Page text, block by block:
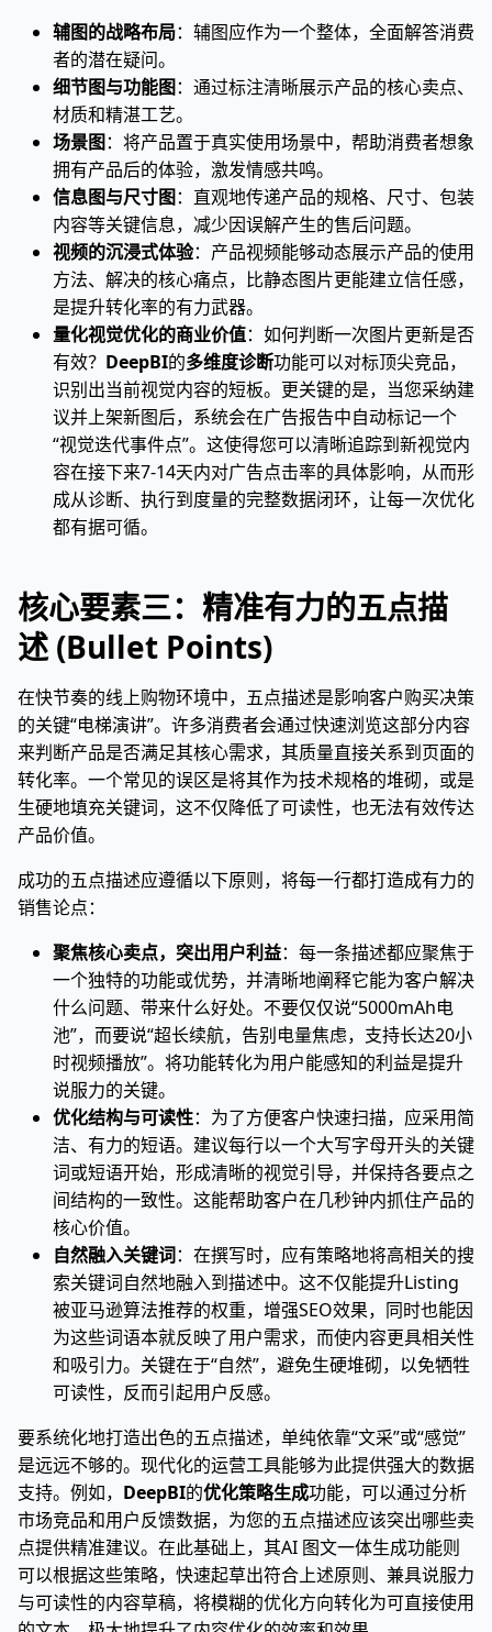
辅图的战略布局：辅图应作为一个整体，全面解答消费
者的潜在疑问。
细节图与功能图：通过标注清晰展示产品的核心卖点、
材质和精湛工艺。
场景图：将产品置于真实使用场景中，帮助消费者想象
拥有产品后的体验，激发情感共鸣。
信息图与尺寸图：直观地传递产品的规格、尺寸、包装
内容等关键信息，减少因误解产生的售后问题。
视频的沉浸式体验：产品视频能够动态展示产品的使用
方法、解决的核心痛点，比静态图片更能建立信任感，
是提升转化率的有力武器。
量化视觉优化的商业价值：如何判断一次图片更新是否
有效？ DeepBI的多维度诊断功能可以对标顶尖竞品，
识别出当前视觉内容的短板。更关键的是，当您采纳建
议并上架新图后，系统会在广告报告中自动标记一个
“视觉迭代事件点”。这使得您可以清晰追踪到新视觉内
容在接下来7-14天内对广告点击率的具体影响，从而形
成从诊断、执行到度量的完整数据闭环，让每一次优化
都有据可循。
核心要素三：精准有力的五点描
述 (Bullet Points)
在快节奏的线上购物环境中，五点描述是影响客户购买决策
的关键“电梯演讲”。许多消费者会通过快速浏览这部分内容
来判断产品是否满足其核心需求，其质量直接关系到页面的
转化率。一个常见的误区是将其作为技术规格的堆砌，或是
生硬地填充关键词，这不仅降低了可读性，也无法有效传达
产品价值。
成功的五点描述应遵循以下原则，将每一行都打造成有力的
销售论点：
聚焦核心卖点，突出用户利益：每一条描述都应聚焦于
一个独特的功能或优势，并清晰地阐释它能为客户解决
什么问题、带来什么好处。不要仅仅说“5000mAh电
池”，而要说“超长续航，告别电量焦虑，支持长达20小
时视频播放”。将功能转化为用户能感知的利益是提升
说服力的关键。
优化结构与可读性：为了方便客户快速扫描，应采用简
洁、有力的短语。建议每行以一个大写字母开头的关键
词或短语开始，形成清晰的视觉引导，并保持各要点之
间结构的一致性。这能帮助客户在几秒钟内抓住产品的
核心价值。
自然融入关键词：在撰写时，应有策略地将高相关的搜
索关键词自然地融入到描述中。这不仅能提升Listing
被亚马逊算法推荐的权重，增强SEO效果，同时也能因
为这些词语本就反映了用户需求，而使内容更具相关性
和吸引力。关键在于“自然”，避免生硬堆砌，以免牺牲
可读性，反而引起用户反感。
要系统化地打造出色的五点描述，单纯依靠“文采”或“感觉”
是远远不够的。现代化的运营工具能够为此提供强大的数据
支持。例如， DeepBI的优化策略生成功能，可以通过分析
市场竞品和用户反馈数据，为您的五点描述应该突出哪些卖
点提供精准建议。在此基础上，其AI 图文一体生成功能则
可以根据这些策略，快速起草出符合上述原则、兼具说服力
与可读性的内容草稿，将模糊的优化方向转化为可直接使用